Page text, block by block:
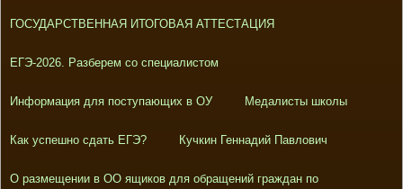
ГОСУДАРСТВЕННАЯ ИТОГОВАЯ АТТЕСТАЦИЯ
ЕГЭ-2026. Разберем со специалистом
Информация для поступающих в ОУ Медалисты школы
Как успешно сдать ЕГЭ? Кучкин Геннадий Павлович
О размещении в ОО ящиков для обращений граждан по